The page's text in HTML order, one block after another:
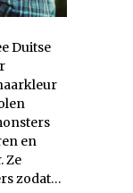
Duitse
en
Ze
zodat…